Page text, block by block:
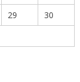
29
30